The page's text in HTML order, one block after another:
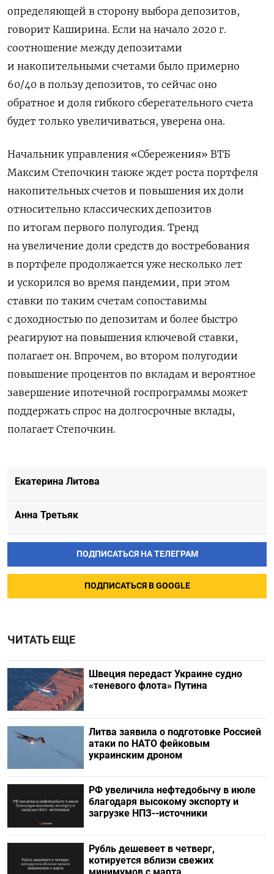
определяющей в сторону выбора депозитов,
говорит Каширина. Если на начало 2020 г.
соотношение между депозитами
и накопительными счетами было примерно
60/40 в пользу депозитов, то сейчас оно
обратное и доля гибкого сберегательного счета
будет только увеличиваться, уверена она.
Начальник управления «Сбережения» ВТБ
Максим Степочкин также ждет роста портфеля
накопительных счетов и повышения их доли
относительно классических депозитов
по итогам первого полугодия. Тренд
на увеличение доли средств до востребования
в портфеле продолжается уже несколько лет
и ускорился во время пандемии, при этом
ставки по таким счетам сопоставимы
с доходностью по депозитам и более быстро
реагируют на повышения ключевой ставки,
полагает он. Впрочем, во втором полугодии
повышение процентов по вкладам и вероятное
завершение ипотечной госпрограммы может
поддержать спрос на долгосрочные вклады,
полагает Степочкин.
Екатерина Литова
Анна Третьяк
ПОДПИСАТЬСЯ НА ТЕЛЕГРАМ
ПОДПИСАТЬСЯ В GOOGLE
ЧИТАТЬ ЕЩЕ
Швеция передаст Украине судно
«теневого флота» Путина
Литва заявила о подготовке Россией
атаки по НАТО фейковым
украинским дроном
РФ увеличила нефтедобычу в июле
благодаря высокому экспорту и
загрузке НПЗ--источники
Рубль дешевеет в четверг,
котируется вблизи свежих
минимумов с марта